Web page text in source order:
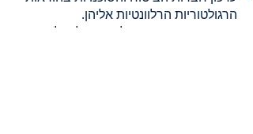
הרגולטוריות הרלוונטיות אליהן.
הכנת דוחות מיוחדים לבנקים ולרגולטור.